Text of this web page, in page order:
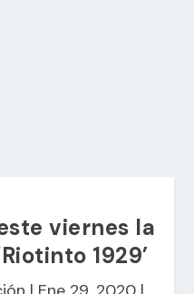
viernes la
1929’